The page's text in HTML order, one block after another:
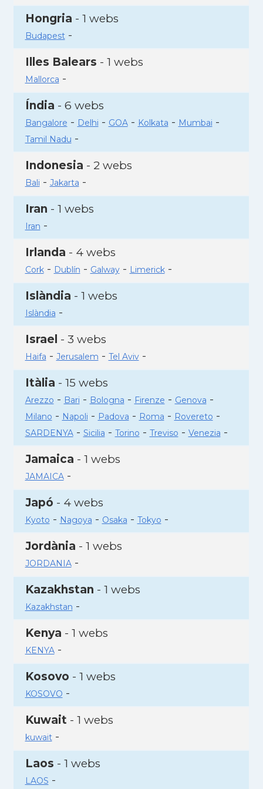
Hongria - 1 webs
Budapest-
Illes Balears - 1 webs
Mallorca -
Índia - 6 webs
Bangalore - Delhi - GOA- Kolkata - Mumbai -
Tamil Nadu -
Indonesia - 2 webs
Bali - Jakarta -
Iran - 1 webs
Iran -
Irlanda - 4 webs
Cork- Dublín - Galway- Limerick-
Islàndia - 1 webs
Islàndia -
Israel - 3 webs
Haifa - Jerusalem - Tel Aviv-
Itàlia - 15 webs
Arezzo - Bari - Bologna - Firenze - Genova -
Milano - Napoli - Padova - Roma - Rovereto -
SARDENYA- Sicilia - Torino - Treviso - Venezia -
Jamaica - 1 webs
JAMAICA-
Japó - 4 webs
Kyoto - Nagoya - Osaka - Tokyo -
Jordània - 1 webs
JORDANIA-
Kazakhstan - 1 webs
Kazakhstan -
Kenya - 1 webs
KENYA-
Kosovo - 1 webs
KOSOVO -
Kuwait - 1 webs
kuwait-
Laos - 1 webs
LAOS -